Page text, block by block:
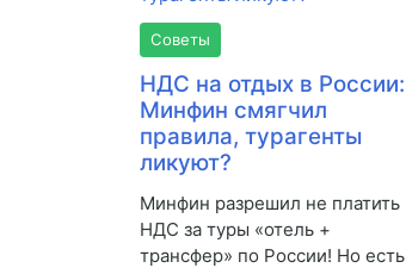
Советы
НДС на отдых в России:
Минфин смягчил
правила, турагенты
ликуют?
Минфин разрешил не платить
НДС за туры «отель +
трансфер» по России! Но есть